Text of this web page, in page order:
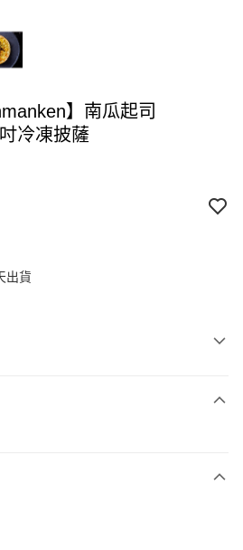
】南瓜起司
冷凍披薩
出貨